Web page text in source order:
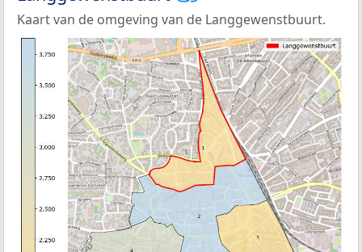
Kaart van de omgeving van de Langgewenstbuurt.